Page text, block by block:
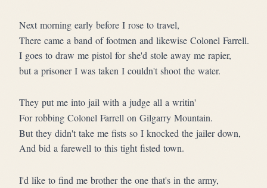
Next morning early before I rose to travel,
There came a band of footmen and likewise Colonel Farrell.
I goes to draw me pistol for she'd stole away me rapier,
but a prisoner I was taken I couldn't shoot the water.
They put me into jail with a judge all a writin'
For robbing Colonel Farrell on Gilgarry Mountain.
But they didn't take me fists so I knocked the jailer down,
And bid a farewell to this tight fisted town.
I'd like to find me brother the one that's in the army,